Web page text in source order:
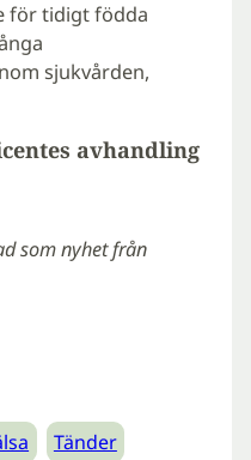
för tidigt födda
sjukvården,
avhandling
som nyhet från
Tänder